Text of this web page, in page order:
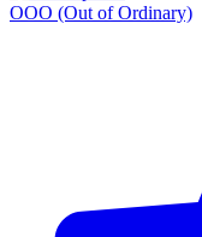
OOO (Out of Ordinary)